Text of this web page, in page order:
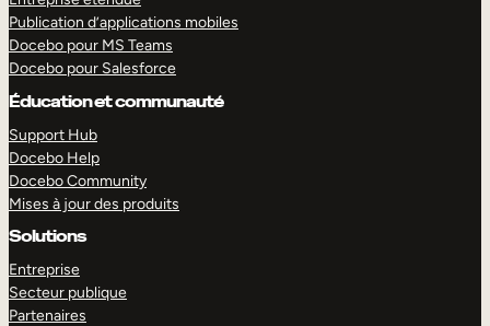
Publication d’applications mobiles
Docebo pour MS Teams
Docebo pour Salesforce
Éducation et communauté
Support Hub
Docebo Help
Docebo Community
Mises à jour des produits
Solutions
Entreprise
Secteur publique
Partenaires